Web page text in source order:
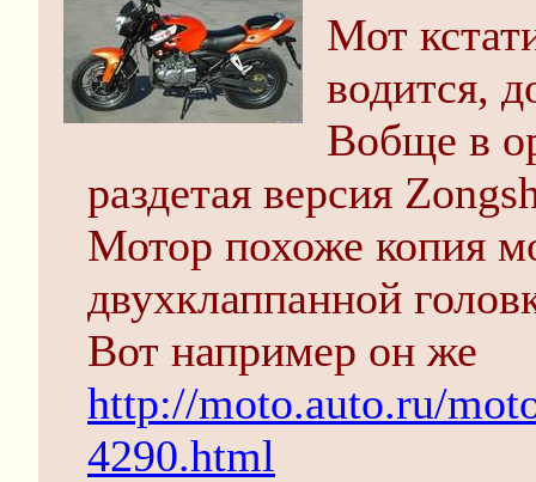
Мот
водится,
Вобще в
раздетая версия
Мотор похоже копия
двухклаппанной
Вот например он же
http://moto.auto.ru/
4290.html